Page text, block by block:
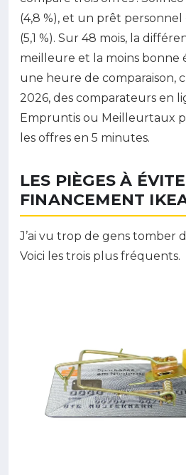
(4,8 %), et un prêt
(5,1 %). Sur 48 mois, la
meilleure et la moins bonne
une heure de comparaison,
2026, des comparateurs en
Empruntis ou Meilleurtaux
les offres en 5 minutes.
LES PIÈGES À
FINANCEMENT
J’ai vu trop de gens tomber
Voici les trois plus fréquents.